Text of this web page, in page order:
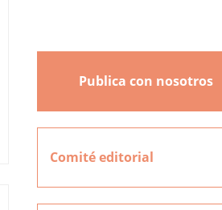
Publica con nosotros
Comité editorial